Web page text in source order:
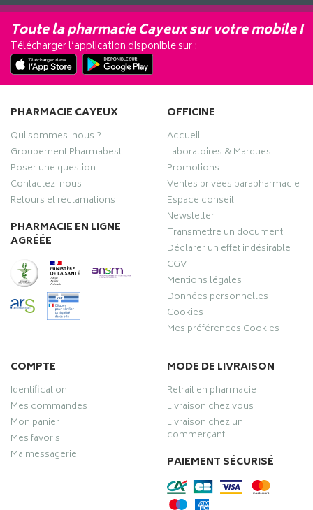
Toute la pharmacie Cayeux sur votre mobile !
Télécharger l’application disponible sur :
PHARMACIE CAYEUX
Qui sommes-nous ?
Groupement Pharmabest
Poser une question
Contactez-nous
Retours et réclamations
PHARMACIE EN LIGNE
AGRÉÉE
OFFICINE
Accueil
Laboratoires & Marques
Promotions
Ventes privées parapharmacie
Espace conseil
Newsletter
Transmettre un document
Déclarer un effet indésirable
CGV
Mentions légales
Données personnelles
Cookies
Mes préférences Cookies
COMPTE
Identification
Mes commandes
Mon panier
Mes favoris
Ma messagerie
MODE DE LIVRAISON
Retrait en pharmacie
Livraison chez vous
Livraison chez un
commerçant
PAIEMENT SÉCURISÉ